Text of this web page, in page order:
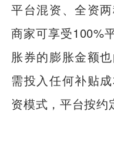
平台混资、全资
商家可享受100%
胀券的膨胀金额
需投入任何补贴
资模式，平台按约